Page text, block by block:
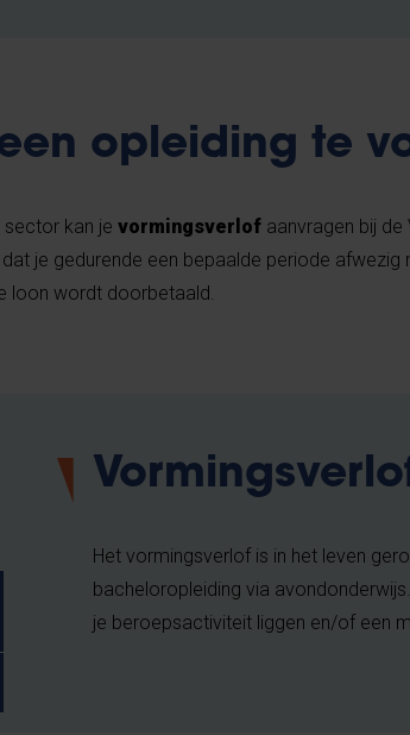
opleiding te
kan je vormingsverlof aanvragen bij
je gedurende een bepaalde periode afwezig
loon wordt doorbetaald.
Het vormingsverlof is in het leven
bacheloropleiding via
je beroepsactiviteit liggen en/of een